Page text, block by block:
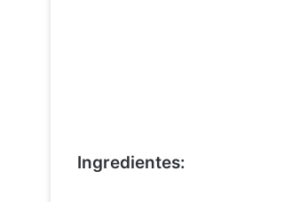
Ingredientes: